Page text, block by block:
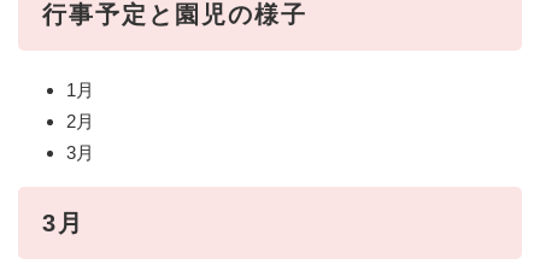
行事予定と園児の様子
1月
2月
3月
3月